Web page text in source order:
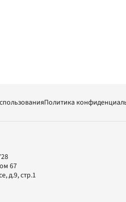
Политика
67
д.9, стр.1